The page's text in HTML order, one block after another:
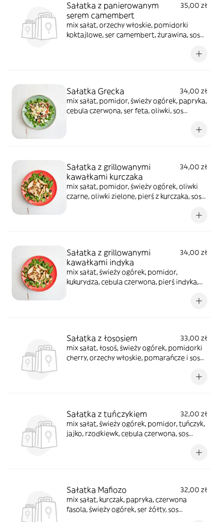
Sałatka z panierowanym
serem camembert
35,00 zł
mix sałat, orzechy włoskie, pomidorki
koktajlowe, ser camembert, żurawina, sos
Sałatka Grecka
34,00 zł
mix sałat, pomidor, świeży ogórek, papryka,
cebula czerwona, ser feta, oliwki, sos
Sałatka z grillowanymi
kawałkami kurczaka
34,00 zł
mix sałat, pomidor, świeży ogórek, oliwki
czarne, oliwki zielone, pierś z kurczaka, sos
Sałatka z grillowanymi
kawałkami indyka
34,00 zł
mix sałat, świeży ogórek, pomidor,
kukurydza, cebula czerwona, pierś indyka,
Sałatka z łososiem
33,00 zł
mix sałat, łosoś, świeży ogórek, pomidorki
cherry, orzechy włoskie, pomarańcze i sos
Sałatka z tuńczykiem
32,00 zł
mix sałat, świeży ogórek, pomidor, tuńczyk,
jajko, rzodkiewk, cebula czerwona, sos
Sałatka Mafiozo
32,00 zł
mix sałat, kurczak, papryka, czerwona
fasola, świeży ogórek, ser żółty, sos